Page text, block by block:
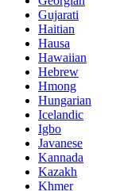
Gujarati
Haitian
Hausa
Hawaiian
Hebrew
Hmong
Hungarian
Icelandic
Igbo
Javanese
Kannada
Kazakh
Khmer